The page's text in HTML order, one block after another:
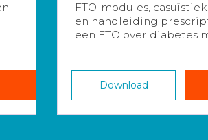
FTO-modules,
en handleiding
een FTO over diabetes
Download